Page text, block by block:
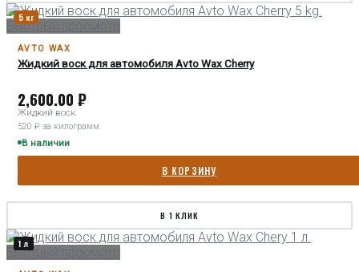
5 кг
Быстрый просмотр
AVTO WAX
Жидкий воск для автомобиля Avto Wax Cherry
2,600.00 ₽
Жидкий воск
520 ₽ за килограмм
В наличии
В КОРЗИНУ
В 1 КЛИК
1 л
Быстрый просмотр